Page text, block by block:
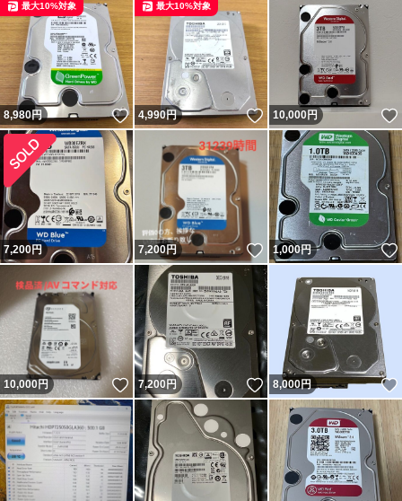
8,980円 いいね！
最大10%対象
4,990円 いいね！
最大10%対象
10,000円
7,200円 7,200円 いいね！
1,000円
10,000円 いいね！
7,200 円 いいね！
8,000円